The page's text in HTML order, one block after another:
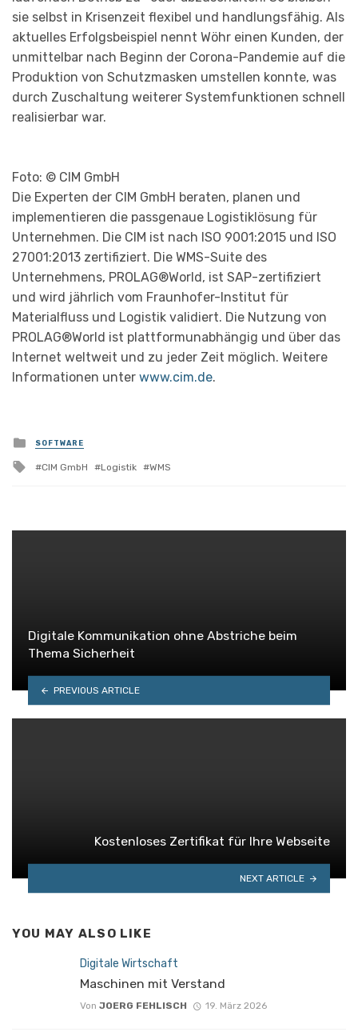
sie selbst in Krisenzeit flexibel und handlungsfähig. Als
aktuelles Erfolgsbeispiel nennt Wöhr einen Kunden, der
unmittelbar nach Beginn der Corona-Pandemie auf die
Produktion von Schutzmasken umstellen konnte, was
durch Zuschaltung weiterer Systemfunktionen schnell
realisierbar war.
Foto: © CIM GmbH
Die Experten der CIM GmbH beraten, planen und
implementieren die passgenaue Logistiklösung für
Unternehmen. Die CIM ist nach ISO 9001:2015 und ISO
27001:2013 zertifiziert. Die WMS-Suite des
Unternehmens, PROLAG®World, ist SAP-zertifiziert
und wird jährlich vom Fraunhofer-Institut für
Materialfluss und Logistik validiert. Die Nutzung von
PROLAG®World ist plattformunabhängig und über das
Internet weltweit und zu jeder Zeit möglich. Weitere
Informationen unter www.cim.de.
Posted
in
SOFTWARE
Tagged
CIM GmbH Logistik WMS
Digitale Kommunikation ohne Abstriche beim
Thema Sicherheit
PREVIOUS ARTICLE
Kostenloses Zertifikat für Ihre Webseite
NEXT ARTICLE
YOU MAY ALSO LIKE
Digitale Wirtschaft
Maschinen mit Verstand
Von JOERG FEHLISCH 19. März 2026